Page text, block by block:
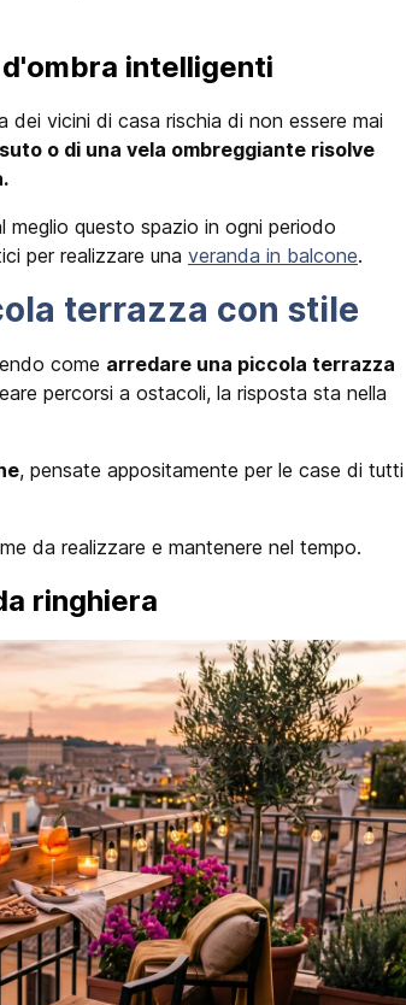
intelligenti
vicini di casa rischia di non essere mai
o di una vela ombreggiante risolve
questo spazio in ogni periodo
per realizzare una veranda in balcone.
terrazza con stile
come arredare una piccola terrazza
percorsi a ostacoli, la risposta sta nella
, pensate appositamente per le case di tutti
da realizzare e mantenere nel tempo.
ringhiera